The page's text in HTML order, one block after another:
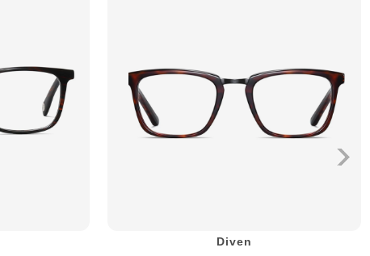
Diven